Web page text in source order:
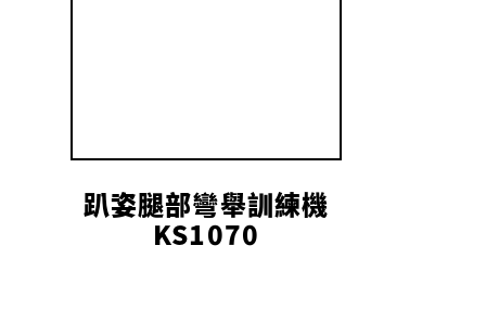
趴姿腿部彎舉訓練機
KS1070